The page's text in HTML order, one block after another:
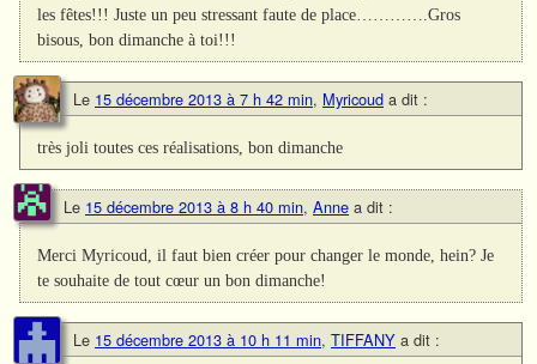
les fêtes!!! Juste un peu stressant faute de place………….Gros
bisous, bon dimanche à toi!!!
Le 15 décembre 2013 à 7 h 42 min, Myricoud a dit :
très joli toutes ces réalisations, bon dimanche
Le 15 décembre 2013 à 8 h 40 min, Anne a dit :
Merci Myricoud, il faut bien créer pour changer le monde, hein? Je
te souhaite de tout cœur un bon dimanche!
Le 15 décembre 2013 à 10 h 11 min, TIFFANY a dit :